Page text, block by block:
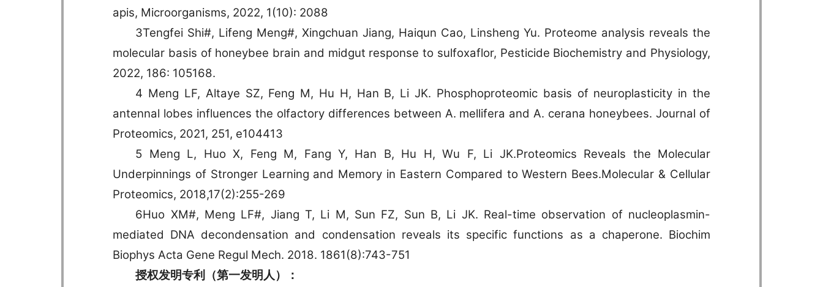
apis, Microorganisms, 2022, 1(10): 2088
3Tengfei Shi#, Lifeng Meng#, Xingchuan Jiang, Haiqun Cao, Linsheng Yu. Proteome analysis reveals the
molecular basis of honeybee brain and midgut response to sulfoxaflor, Pesticide Biochemistry and Physiology,
2022, 186: 105168.
4 Meng LF, Altaye SZ, Feng M, Hu H, Han B, Li JK. Phosphoproteomic basis of neuroplasticity in the
antennal lobes influences the olfactory differences between A. mellifera and A. cerana honeybees. Journal of
Proteomics, 2021, 251, e104413
5 Meng L, Huo X, Feng M, Fang Y, Han B, Hu H, Wu F, Li JK.Proteomics Reveals the Molecular
Underpinnings of Stronger Learning and Memory in Eastern Compared to Western Bees.Molecular & Cellular
Proteomics, 2018,17(2):255-269
6Huo XM#, Meng LF#, Jiang T, Li M, Sun FZ, Sun B, Li JK. Real-time observation of nucleoplasmin-
mediated DNA decondensation and condensation reveals its specific functions as a chaperone. Biochim
Biophys Acta Gene Regul Mech. 2018. 1861(8):743-751
授权发明专利（第一发明人）：